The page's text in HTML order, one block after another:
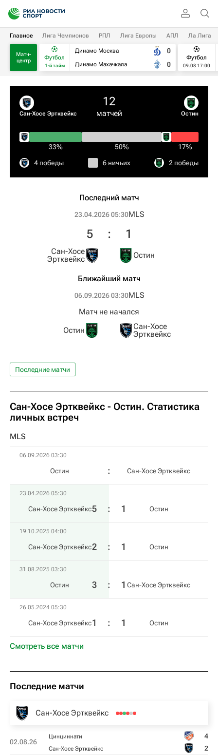
Главное Лига Чемпионов РПЛ Лига Европы АПЛ Ла Лига
Матч-
центр
Футбол
1-й тайм
Динамо Москва
Динамо Махачкала
0
0
Футбол
09.08 17:00
Сан-Хосе Эртквейкс
12
матчей Остин
33% 50% 17%
4 победы 6 ничьих 2 победы
Последний матч
23.04.2026 05:30MLS
Сан-Хосе
Эртквейкс
5 : 1
Остин
Ближайший матч
06.09.2026 03:30MLS
Остин
Матч не начался
Сан-Хосе
Эртквейкс
Последние матчи
Сан-Хосе Эртквейкс - Остин. Статистика
личных встреч
MLS
06.09.2026 03:30
Остин Сан-Хосе Эртквейкс
23.04.2026 05:30
Сан-Хосе Эртквейкс5 : 1 Остин
19.10.2025 04:00
Сан-Хосе Эртквейкс2 : 1 Остин
31.08.2025 03:30
Остин 3 : 1 Сан-Хосе Эртквейкс
26.05.2024 05:30
Сан-Хосе Эртквейкс1 : 1 Остин
Смотреть все матчи
Последние матчи
Сан-Хосе Эртквейкс
02.08.26
Цинциннати 4
Сан-Хосе Эртквейкс 2